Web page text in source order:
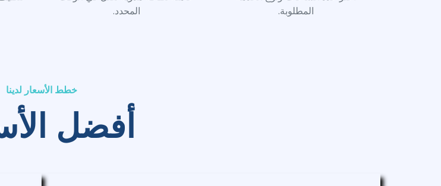
المطلوبة.
المحدد.
خطط الأسعار لدينا
أفضل